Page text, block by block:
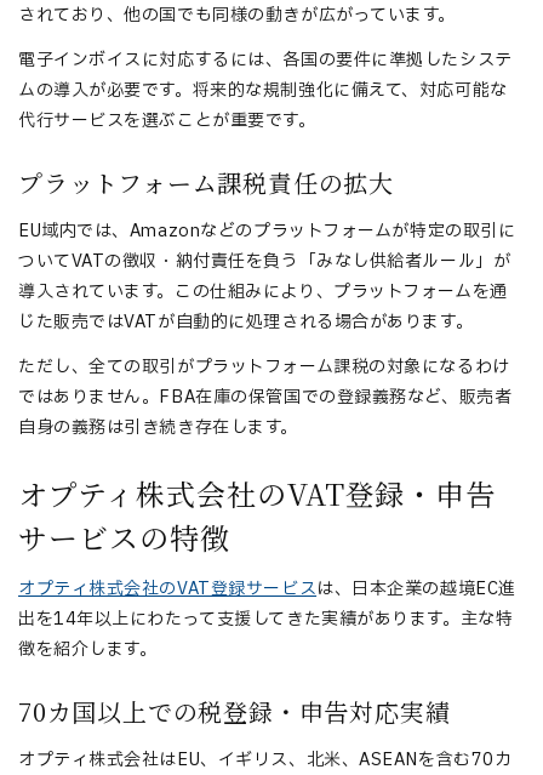
されており、他の国でも同様の動きが広がっています。
電子インボイスに対応するには、各国の要件に準拠したシステ
ムの導入が必要です。将来的な規制強化に備えて、対応可能な
代行サービスを選ぶことが重要です。
プラットフォーム課税責任の拡大
EU域内では、Amazonなどのプラットフォームが特定の取引に
ついてVATの徴収・納付責任を負う「みなし供給者ルール」が
導入されています。この仕組みにより、プラットフォームを通
じた販売ではVATが自動的に処理される場合があります。
ただし、全ての取引がプラットフォーム課税の対象になるわけ
ではありません。FBA在庫の保管国での登録義務など、販売者
自身の義務は引き続き存在します。
オプティ株式会社のVAT登録・申告
サービスの特徴
オプティ株式会社のVAT登録サービスは、日本企業の越境EC進
出を14年以上にわたって支援してきた実績があります。主な特
徴を紹介します。
70カ国以上での税登録・申告対応実績
オプティ株式会社はEU、イギリス、北米、ASEANを含む70カ